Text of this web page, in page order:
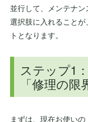
並行して、メンテナ
選択肢に入れること
トとなります。
ステップ1
「修理の
まずは、現在お使い